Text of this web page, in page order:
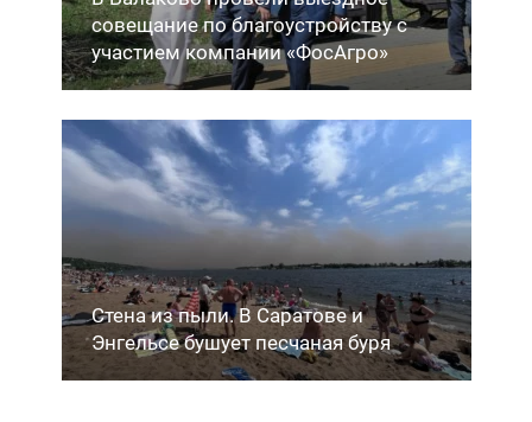
совещание по благоустройству с
участием компании «ФосАгро»
Стена из пыли. В Саратове и
Энгельсе бушует песчаная буря